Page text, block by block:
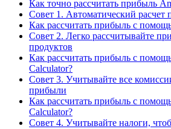
Как точно рассчитать прибыль
Совет 1. Автоматический
Как рассчитать прибыль с
Совет 2. Легко рассчитывайте
продуктов
Как рассчитать прибыль с
Calculator?
Совет 3. Учитывайте все
прибыли
Как рассчитать прибыль с
Calculator?
Совет 4. Учитывайте налоги,